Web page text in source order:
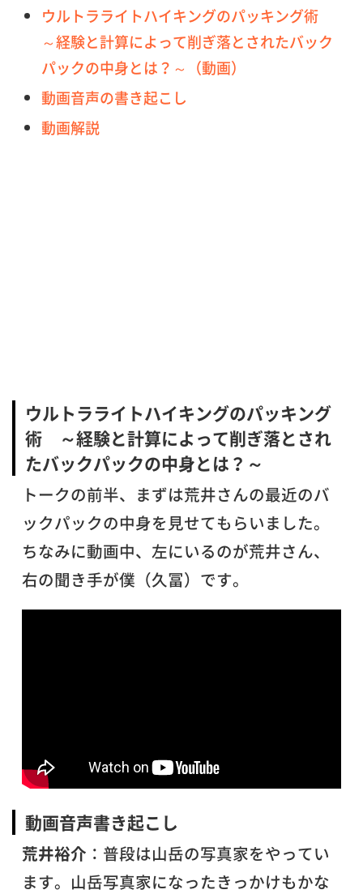
ウルトラライトハイキングのパッキング術
～経験と計算によって削ぎ落とされたバック
パックの中身とは？～（動画）
動画音声の書き起こし
動画解説
ウルトラライトハイキングのパッキング
術 ～経験と計算によって削ぎ落とされ
たバックパックの中身とは？～
トークの前半、まずは荒井さんの最近のバ
ックパックの中身を見せてもらいました。
ちなみに動画中、左にいるのが荒井さん、
右の聞き手が僕（久冨）です。
動画音声書き起こし
荒井裕介 ：普段は山岳の写真家をやってい
ます。山岳写真家になったきっかけもかな